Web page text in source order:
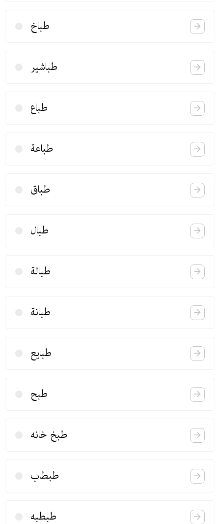
طباخ
طباشیر
طباع
طباعة
طباق
طبال
طبالة
طبانة
طبایع
طبح
طبخ خانه
طبطاب
طبطبه